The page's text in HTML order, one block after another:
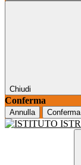
Chiudi
Conferma
Annulla Conferma